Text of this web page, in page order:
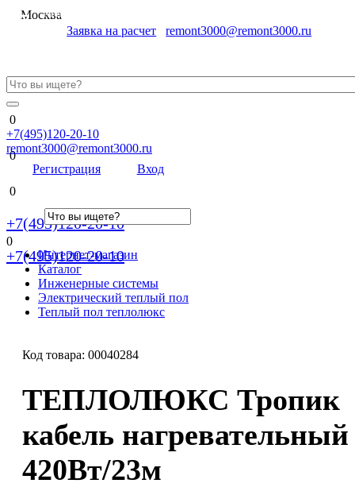
Москва
Заявка на расчет
remont3000@remont3000.ru
0
0
0
+7(495)120-20-10
+7(495)120-20-10
remont3000@remont3000.ru
Меню
Регистрация Вход
0
+7(495)120-20-10
Интернет-магазин
Каталог
Инженерные системы
Электрический теплый пол
Теплый пол теплолюкс
Код товара: 00040284
ТЕПЛОЛЮКС Тропик
кабель нагревательный
420Вт/23м